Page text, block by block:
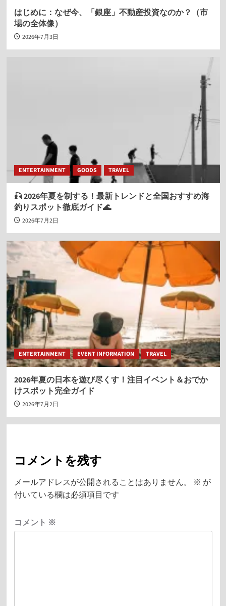
はじめに：なぜ今、「銀座」不動産投資なのか？（市
場の全体像）
2026年7月3日
ENTERTAINMENT GOODS TRAVEL
🎣 2026年夏を制する！最新トレンドと全国おすすめ海
釣りスポット徹底ガイド🌊
2026年7月2日
ENTERTAINMENT EVENT INFORMATION TRAVEL
2026年夏の日本を遊び尽くす！注目イベント＆おでか
けスポット完全ガイド
2026年7月2日
コメントを残す
メールアドレスが公開されることはありません。 ※ が
付いている欄は必須項目です
コメント ※